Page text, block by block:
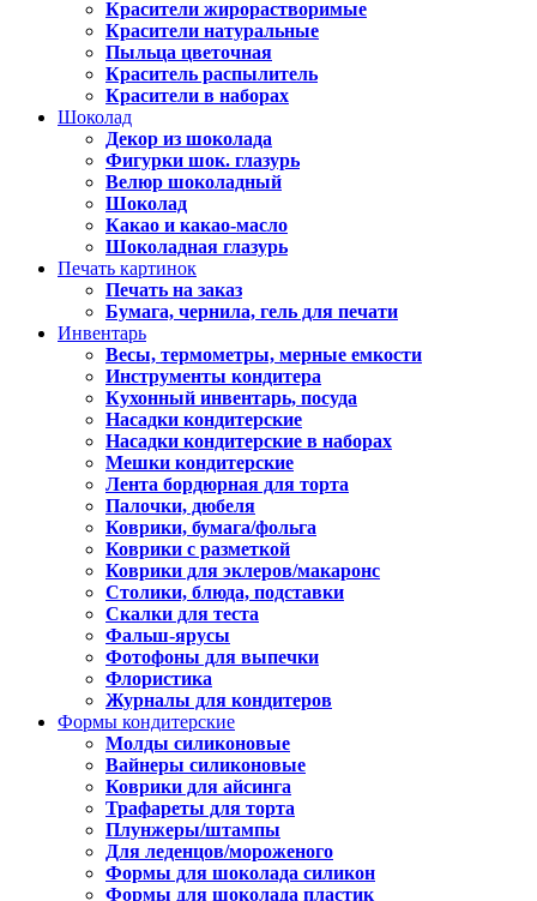
Красители жирорастворимые
Красители натуральные
Пыльца цветочная
Краситель распылитель
Красители в наборах
Шоколад
Декор из шоколада
Фигурки шок. глазурь
Велюр шоколадный
Шоколад
Какао и какао-масло
Шоколадная глазурь
Печать картинок
Печать на заказ
Бумага, чернила, гель для печати
Инвентарь
Весы, термометры, мерные емкости
Инструменты кондитера
Кухонный инвентарь, посуда
Насадки кондитерские
Насадки кондитерские в наборах
Мешки кондитерские
Лента бордюрная для торта
Палочки, дюбеля
Коврики, бумага/фольга
Коврики с разметкой
Коврики для эклеров/макаронс
Столики, блюда, подставки
Скалки для теста
Фальш-ярусы
Фотофоны для выпечки
Флористика
Журналы для кондитеров
Формы кондитерские
Молды силиконовые
Вайнеры силиконовые
Коврики для айсинга
Трафареты для торта
Плунжеры/штампы
Для леденцов/мороженого
Формы для шоколада силикон
Формы для шоколада пластик